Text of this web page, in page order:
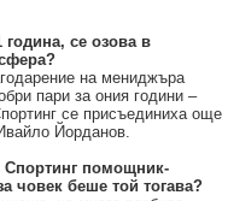
се озова в
на мениджъра
пари за ония години –
се присъединиха още
Йорданов.
Спортинг помощник-
човек беше той тогава?